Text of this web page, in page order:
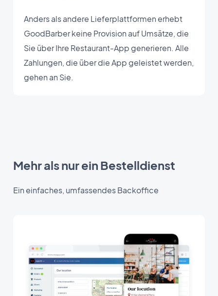
Anders als andere Lieferplattformen erhebt
GoodBarber keine Provision auf Umsätze, die
Sie über Ihre Restaurant-App generieren. Alle
Zahlungen, die über die App geleistet werden,
gehen an Sie.
Mehr als nur ein Bestelldienst
Ein einfaches, umfassendes Backoffice